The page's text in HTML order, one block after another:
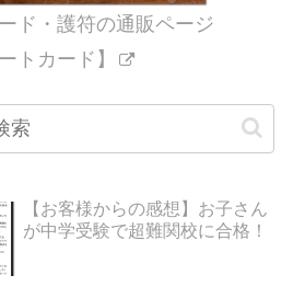
ド・護符の通販ページ
トカード】
【お客様からの感想】お子さん
が中学受験で超難関校に合格！